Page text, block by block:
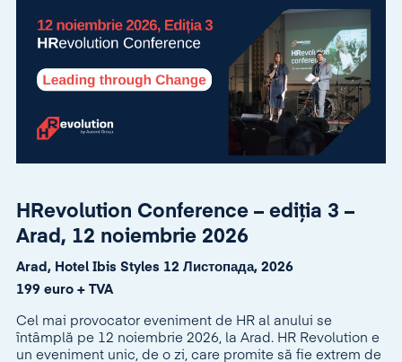
HRevolution Conference – ediția 3 –
Arad, 12 noiembrie 2026
Arad, Hotel Ibis Styles 12 Листопада, 2026
199 euro + TVA
Cel mai provocator eveniment de HR al anului se
întâmplă pe 12 noiembrie 2026, la Arad. HR Revolution e
un eveniment unic, de o zi, care promite să fie extrem de